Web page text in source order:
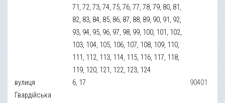
71, 72, 73, 74, 75, 76, 77, 78, 79, 80, 81,
82, 83, 84, 85, 86, 87, 88, 89, 90, 91, 92,
93, 94, 95, 96, 97, 98, 99, 100, 101, 102,
103, 104, 105, 106, 107, 108, 109, 110,
111, 112, 113, 114, 115, 116, 117, 118,
119, 120, 121, 122, 123, 124
вулиця
Гвардійська
6, 17 90401